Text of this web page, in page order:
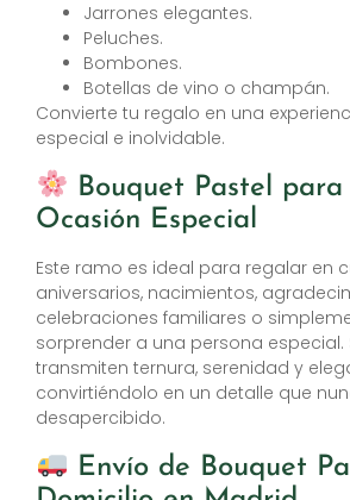
Jarrones elegantes.
Peluches.
Bombones.
Botellas de vino o champán.
Convierte tu regalo en una
especial e inolvidable.
Bouquet Pastel
Ocasión Especial
Este ramo es ideal para regalar en
aniversarios, nacimientos,
celebraciones familiares o
sorprender a una persona especial.
transmiten ternura, serenidad y
convirtiéndolo en un detalle que
desapercibido.
Envío de Bouquet